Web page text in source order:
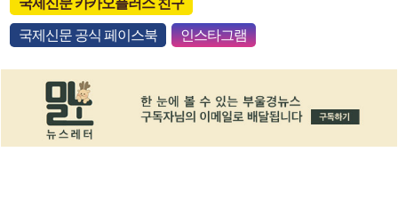
국제신문 공식 페이스북 인스타그램